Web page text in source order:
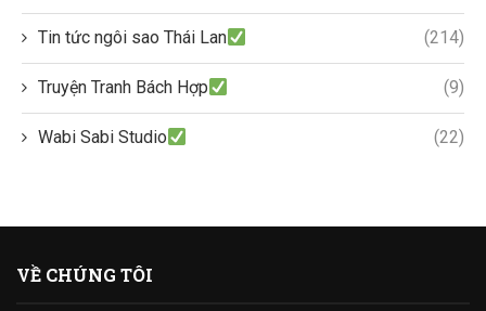
Tin tức ngôi sao Thái Lan (214)
Truyện Tranh Bách Hợp (9)
Wabi Sabi Studio (22)
VỀ CHÚNG TÔI